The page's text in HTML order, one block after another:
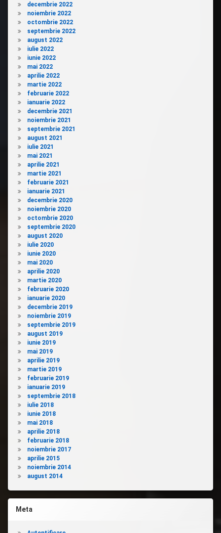
decembrie 2022
noiembrie 2022
octombrie 2022
septembrie 2022
august 2022
iulie 2022
iunie 2022
mai 2022
aprilie 2022
martie 2022
februarie 2022
ianuarie 2022
decembrie 2021
noiembrie 2021
septembrie 2021
august 2021
iulie 2021
mai 2021
aprilie 2021
martie 2021
februarie 2021
ianuarie 2021
decembrie 2020
noiembrie 2020
octombrie 2020
septembrie 2020
august 2020
iulie 2020
iunie 2020
mai 2020
aprilie 2020
martie 2020
februarie 2020
ianuarie 2020
decembrie 2019
noiembrie 2019
septembrie 2019
august 2019
iunie 2019
mai 2019
aprilie 2019
martie 2019
februarie 2019
ianuarie 2019
septembrie 2018
iulie 2018
iunie 2018
mai 2018
aprilie 2018
februarie 2018
noiembrie 2017
aprilie 2015
noiembrie 2014
august 2014
Meta